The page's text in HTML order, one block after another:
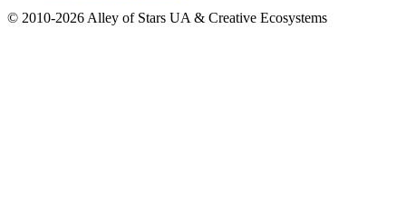
© 2010-2026 Alley of Stars UA & Creative Ecosystems